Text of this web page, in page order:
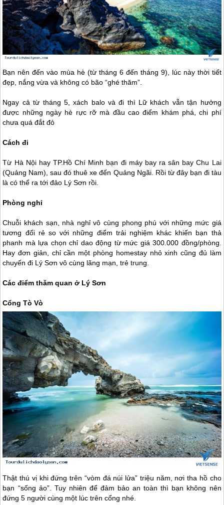
Bạn nên đến vào mùa hè (từ tháng 6 đến tháng 9), lúc này thời tiết
đẹp, nắng vừa và không có bão “ghé thăm”.
Ngay cả từ tháng 5, xách balo và đi thì Lữ khách vẫn tận hưởng
được những ngày hè rực rỡ mà đầu cao điểm khám phá, chi phí
chưa quá đắt đỏ
Cách đi
Từ Hà Nội hay TP.Hồ Chí Minh bạn đi máy bay ra sân bay Chu Lai
(Quảng Nam), sau đó thuê xe đến Quảng Ngãi. Rồi từ đây bạn đi tàu
là có thể ra tớiđảo Lý Sơn rồi.
Phòng nghỉ
Chuỗi khách sạn, nhà nghỉ vô cùng phong phú với những mức giá
tương đối rẻ so với những điểm trải nghiệm khác khiến bạn thả
phanh mà lựa chọn chỉ dao động từ mức giá 300.000 đồng/phòng.
Hay đơn giản, chỉ cần một phòng homestay nhỏ xinh cũng đủ làm
chuyến đi Lý Sơn vô cùng lãng mạn, trẻ trung.
Các điểm thăm quan ở Lý Sơn
Cổng Tò Vò
Thật thú vị khi đứng trên “vòm đá núi lửa” triệu năm, nơi tha hồ cho
bạn “sống ảo”. Tuy nhiên để đảm bảo an toàn thì bạn không nên
đứng 5 người cùng một lúc trên cổng nhé.